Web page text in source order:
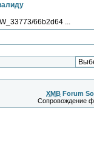
66b2d64 ...
XMB Forum
Сопровождение